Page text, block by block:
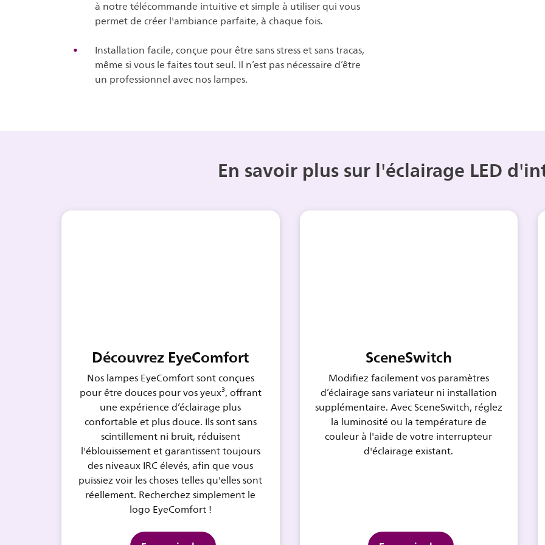
à notre télécommande intuitive et simple à utiliser qui vous
permet de créer l'ambiance parfaite, à chaque fois.
Installation facile, conçue pour être sans stress et sans tracas,
même si vous le faites tout seul. Il n’est pas nécessaire d’être
un professionnel avec nos lampes.
En savoir plus sur l'éclairage LED
Découvrez EyeComfort
Nos lampes EyeComfort sont conçues
pour être douces pour vos yeux³, offrant
une expérience d’éclairage plus
confortable et plus douce. Ils sont sans
scintillement ni bruit, réduisent
l'éblouissement et garantissent toujours
des niveaux IRC élevés, afin que vous
puissiez voir les choses telles qu'elles sont
réellement. Recherchez simplement le
logo EyeComfort !
SceneSwitch
Modifiez facilement vos paramètres
d’éclairage sans variateur ni installation
supplémentaire. Avec SceneSwitch, réglez
la luminosité ou la température de
couleur à l'aide de votre interrupteur
d'éclairage existant.